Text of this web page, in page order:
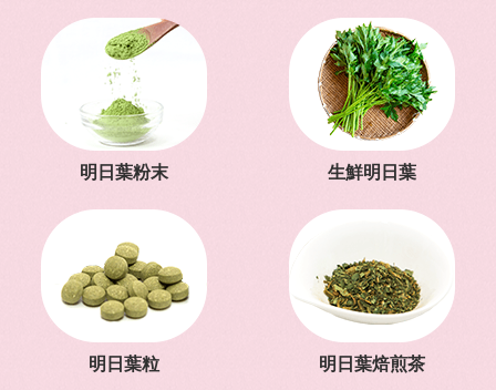
明日葉粉末 生鮮明日葉
明日葉粒 明日葉焙煎茶